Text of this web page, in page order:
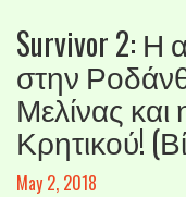
Survivor 2: Η
στην
Μελίνας και
Κρητικού!
May 2, 2018